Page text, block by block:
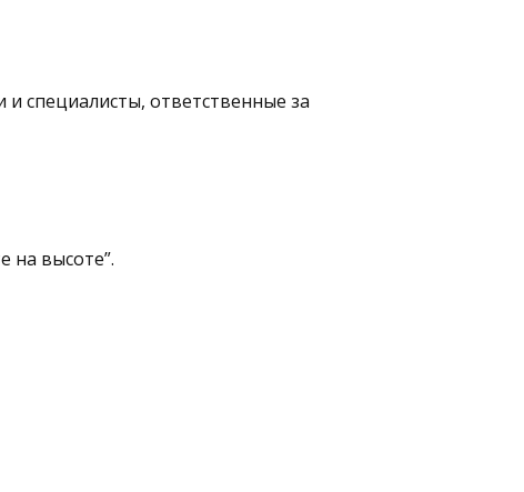
специалисты, ответственные за
на высоте”.